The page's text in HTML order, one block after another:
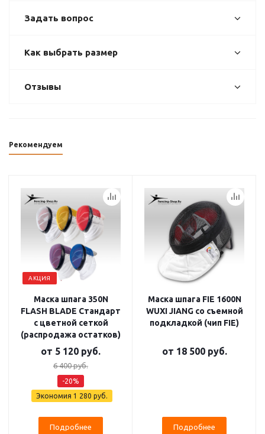
Задать вопрос
Как выбрать размер
Отзывы
Рекомендуем
АКЦИЯ
Маска шпага 350N
FLASH BLADE Стандарт
с цветной сеткой
(распродажа остатков)
от 5 120 руб.
6 400 руб.
-20%
Экономия 1 280 руб.
Подробнее
Маска шпага FIE 1600N
WUXI JIANG со съемной
подкладкой (чип FIE)
от 18 500 руб.
Подробнее